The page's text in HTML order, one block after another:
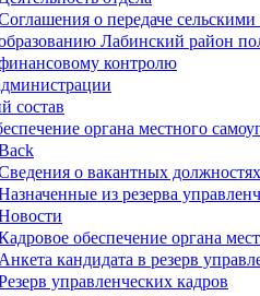
о передаче
Лабинский район
контролю
состав
органа местного
о вакантных
из резерва
обеспечение органа
Анкета кандидата в резерв
управленческих кадров